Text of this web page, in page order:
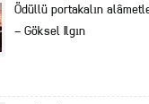
Ödüllü portakalın
– Göksel Ilgın